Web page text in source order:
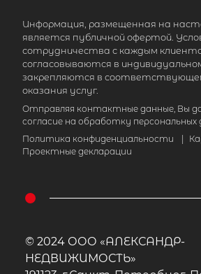
район, Полянское
посёлок Пески,
Акватория
38 500 000
Выборгский ЛО район
Количество соток
Информация, размещенная на
является публичной офертой.
сотрудничества с каждым
согласовываются в
закрепляются в
оказания услуг.
Отправляя контактные данные, Вы
согласие на обработку персональных
Политика конфиденциальности
|
Проектные декларации
© 2024 ООО «АЛЕКСАНДР-
НЕДВИЖИМОСТЬ»